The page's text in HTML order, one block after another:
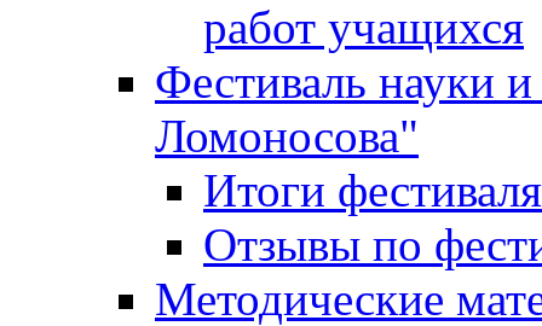
работ учащихся
Фестиваль науки
Ломоносова"
Итоги фестиваля
Отзывы по
Методические